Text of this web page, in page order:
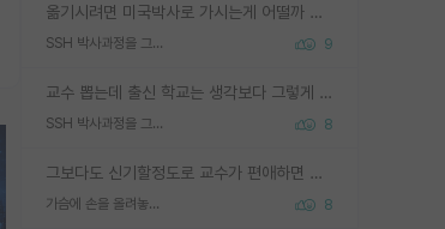
옮기시려면 미국박사로 가시는게 어떨까 싶네요. 교수가 꿈이면 미국박사 하고 미국교수 까지 같이 노리시는게 기회가 많지 않을까요?
SSH 박사과정을 그만두고 지방대 박사로 옮기면 교수의 꿈은 끝일까요? 9
교수 뽑는데 출신 학교는 생각보다 그렇게 안 봄. 앞으로는 더 안 보게 될거임. 박사는 어디서 진행해도 됨. 단, 제대로 쌓고 좋은 실적 만들 수 있다면. 그런데 지방대는 그럴 가능성이 지극히 낮음. 나만 열심히 잘 하면 된다? 인간은 주변 환경에 지배되는 나약한 존재임. 주변의 지방대 대학원생과 섞이고 지방 특유의 여유로움 또는 나쁘게 얘기해서 나태함에 젖어 살다보면 교수의 꿈 자체를 잊어버리게 될 가능성도 있음. 주변 환경이 70~80%임.
SSH 박사과정을 그만두고 지방대 박사로 옮기면 교수의 꿈은 끝일까요? 8
그보다도 신기할정도로 교수가 편애하면 그사람만 논문이 되더라구요 내용이 다른 사람보다 허접해도요
가슴에 손을 올려놓고 싫어하는 사람 불공정하게 리뷰 8